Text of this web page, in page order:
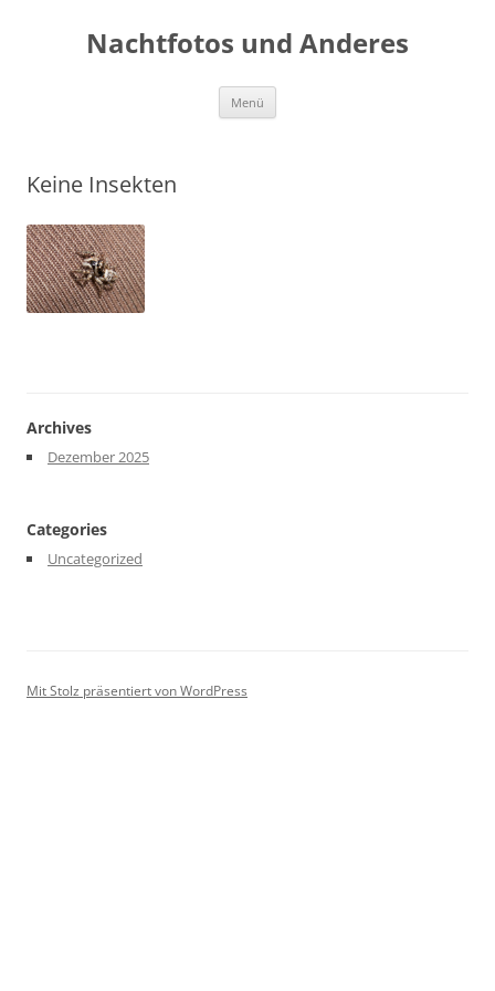
springenNachtfotos und Anderes
Menü
Keine Insekten
Archives
Dezember 2025
Categories
Uncategorized
Mit Stolz präsentiert von WordPress